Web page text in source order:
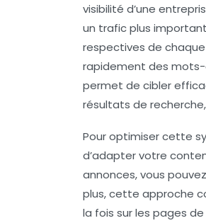
visibilité d’une
un trafic plus
respectives de
rapidement des mots-
permet de cibler
résultats de
Pour optimiser cette
d’adapter votre
annonces, vous
plus, cette approche
la fois sur les pages